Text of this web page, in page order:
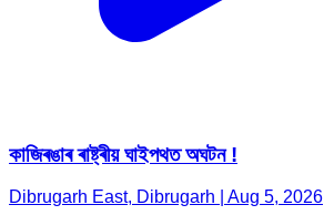
কাজিৰঙাৰ ৰাষ্ট্ৰীয় ঘাইপথত অঘটন !
Dibrugarh East, Dibrugarh | Aug 5, 2026